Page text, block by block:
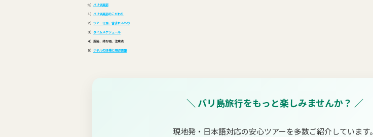
☆） バリ倶楽部
１） バリ倶楽部のこだわり
２） ツアー代金、含まれるもの
３） タイムスケジュール
４） 服装、持ち物、注意点
５） ホテルの設備と周辺情報
＼ バリ島旅行をもっと楽しみませんか？ ／
現地発・日本語対応の安心ツアーを多数ご紹介しています。